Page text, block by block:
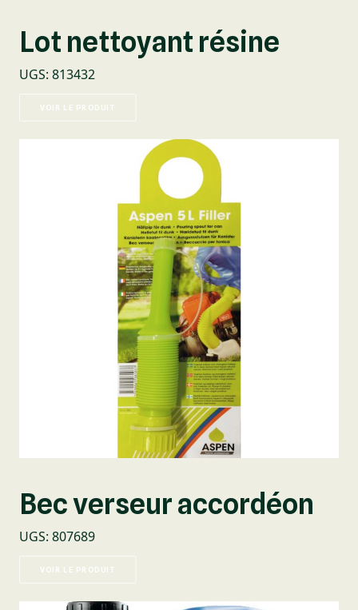
Lot nettoyant résine
UGS: 813432
VOIR LE PRODUIT
Bec verseur accordéon
UGS: 807689
VOIR LE PRODUIT